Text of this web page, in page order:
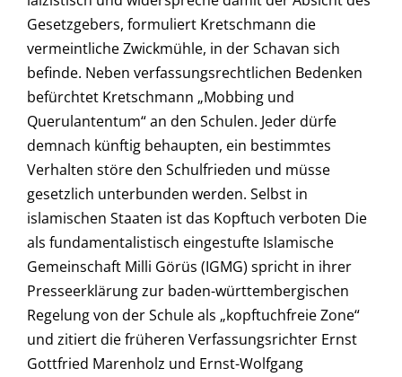
Gesetzgebers, formuliert Kretschmann die
vermeintliche Zwickmühle, in der Schavan sich
befinde. Neben verfassungsrechtlichen Bedenken
befürchtet Kretschmann „Mobbing und
Querulantentum“ an den Schulen. Jeder dürfe
demnach künftig behaupten, ein bestimmtes
Verhalten störe den Schulfrieden und müsse
gesetzlich unterbunden werden. Selbst in
islamischen Staaten ist das Kopftuch verboten Die
als fundamentalistisch eingestufte Islamische
Gemeinschaft Milli Görüs (IGMG) spricht in ihrer
Presseerklärung zur baden-württembergischen
Regelung von der Schule als „kopftuchfreie Zone“
und zitiert die früheren Verfassungsrichter Ernst
Gottfried Marenholz und Ernst-Wolfgang